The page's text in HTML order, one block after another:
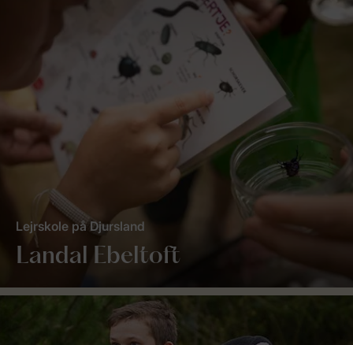
Landal Ebeltoft
Lejrskole på Djursland